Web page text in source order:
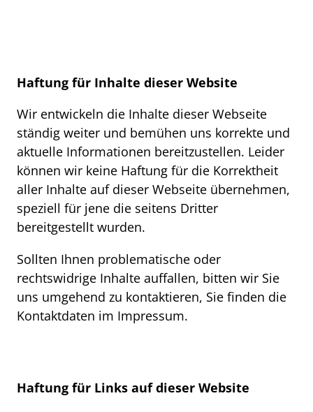
Haftung für Inhalte dieser Website
Wir entwickeln die Inhalte dieser Webseite
ständig weiter und bemühen uns korrekte und
aktuelle Informationen bereitzustellen. Leider
können wir keine Haftung für die Korrektheit
aller Inhalte auf dieser Webseite übernehmen,
speziell für jene die seitens Dritter
bereitgestellt wurden.
Sollten Ihnen problematische oder
rechtswidrige Inhalte auffallen, bitten wir Sie
uns umgehend zu kontaktieren, Sie finden die
Kontaktdaten im Impressum.
Haftung für Links auf dieser Website